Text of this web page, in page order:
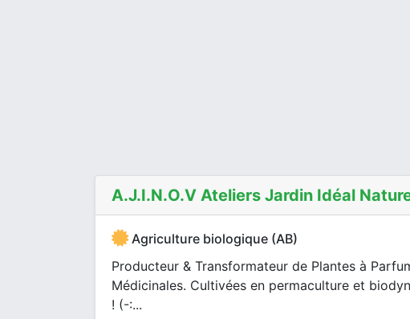
A.j.i.n.o.v Ateliers Jardin Idéal
Agriculture biologique (AB)
Producteur & Transformateur de Plantes à
Médicinales. Cultivées en permaculture et
! (-:...